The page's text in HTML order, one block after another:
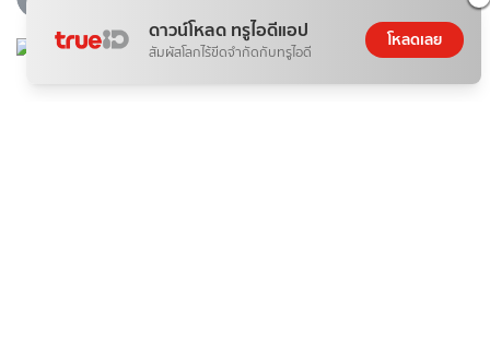
ดาวน์โหลด ทรูไอดีแอป
สัมผัสโลกไร้ขีดจำกัดกับทรูไอดี
โหลดเลย